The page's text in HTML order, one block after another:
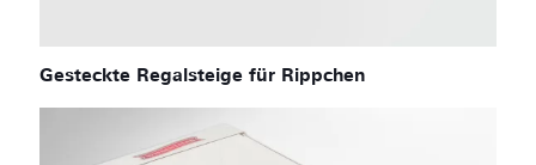
Gesteckte Regalsteige für Rippchen